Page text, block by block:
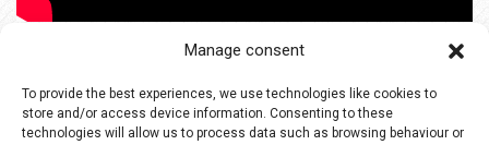
Manage consent
To provide the best experiences, we use technologies like cookies to
store and/or access device information. Consenting to these
technologies will allow us to process data such as browsing behaviour or